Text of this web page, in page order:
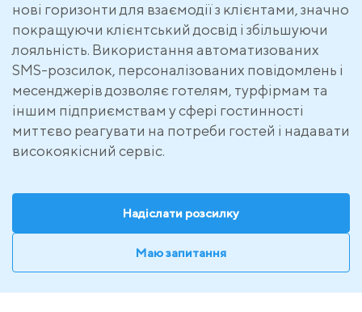
нові горизонти для взаємодії з клієнтами, значно
покращуючи клієнтський досвід і збільшуючи
лояльність. Використання автоматизованих
SMS-розсилок, персоналізованих повідомлень і
месенджерів дозволяє готелям, турфірмам та
іншим підприємствам у сфері гостинності
миттєво реагувати на потреби гостей і надавати
високоякісний сервіс.
Надіслати розсилку
Маю запитання